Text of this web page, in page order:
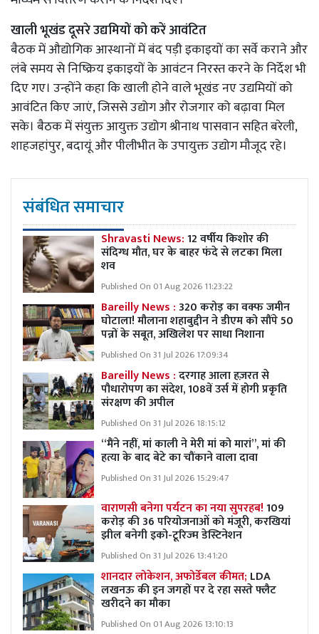
खाली भूखंड दूसरे उद्यमियों को करें आवंटित
बैठक में औद्योगिक आस्थानों में बंद पड़ी इकाइयों का सर्वे कराने और
लंबे समय से निष्क्रिय इकाइयों के आवंटन निरस्त करने के निर्देश भी
दिए गए। उन्होंने कहा कि खाली होने वाले भूखंड नए उद्यमियों को
आवंटित किए जाएं, जिससे उद्योग और रोजगार को बढ़ावा मिल
सके। बैठक में संयुक्त आयुक्त उद्योग श्रीनाथ पासवान सहित बरेली,
शाहजहांपुर, बदायूं और पीलीभीत के उपायुक्त उद्योग मौजूद रहे।
संबंधित समाचार
Shravasti News:12 वर्षीय किशोर की
संदिग्ध मौत, घर के बाहर फंदे से लटका मिला
शव
Published On 01 Aug 2026 11:23:22
Bareilly News :320 करोड़ का वक्फ जमीन
घोटाला! मौलाना शहाबुद्दीन ने डीएम को सौंपे 50
पन्नों के सबूत, अखिलेश पर साधा निशाना
Published On 31 Jul 2026 17:09:34
Bareilly News :दरगाह आला हज़रत से
पौधारोपण का संदेश, 108वें उर्स में होगी प्रकृति
संरक्षण की अपील
Published On 31 Jul 2026 18:15:12
“मैंने नहीं, मां काली ने मेरी मां को मारां”, मां की
हत्या के बाद बेटे का चौंकाने वाला दावा
Published On 31 Jul 2026 15:29:47
वाराणसी बनेगा पर्यटन का नया सुपरहब!109
करोड़ की 36 परियोजनाओं को मंजूरी, करखियां
झील बनेगी इको-टूरिज्म डेस्टिनेशन
Published On 31 Jul 2026 13:41:20
शानदार लोकेशन, अफोर्डेबल कीमत; LDA
लखनऊ की इन जगहों पर दे रहा सस्ते फ्लैट
खरीदने का मौका
Published On 01 Aug 2026 13:10:13